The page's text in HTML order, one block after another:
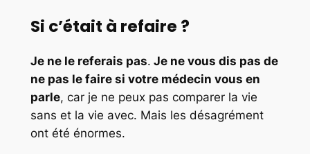
Si c’était à refaire ?
Je ne le referais pas. Je ne vous dis pas de
ne pas le faire si votre médecin vous en
parle, car je ne peux pas comparer la vie
sans et la vie avec. Mais les désagrément
ont été énormes.